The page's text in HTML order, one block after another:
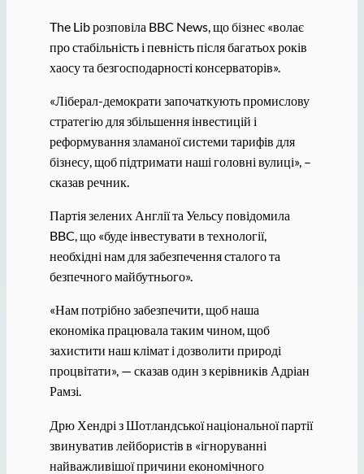
The Lib розповіла BBC News, що бізнес «волає
про стабільність і певність після багатьох років
хаосу та безгосподарності консерваторів».
«Ліберал-демократи започаткують промислову
стратегію для збільшення інвестицій і
реформування зламаної системи тарифів для
бізнесу, щоб підтримати наші головні вулиці», –
сказав речник.
Партія зелених Англії та Уельсу повідомила
BBC, що «буде інвестувати в технології,
необхідні нам для забезпечення сталого та
безпечного майбутнього».
«Нам потрібно забезпечити, щоб наша
економіка працювала таким чином, щоб
захистити наш клімат і дозволити природі
процвітати», — сказав один з керівників Адріан
Рамзі.
Дрю Хендрі з Шотландської національної партії
звинуватив лейбористів в «ігноруванні
найважливішої причини економічного